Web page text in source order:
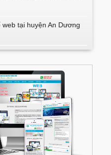
web tại huyện An Dương